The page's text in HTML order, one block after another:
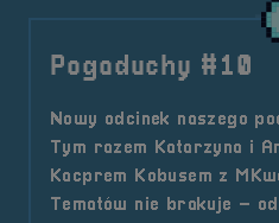
Pogaduchy #10
Nowy odcinek naszego
Tym razem Katarzyna i
Kacprem Kobusem z
Tematów nie brakuje –